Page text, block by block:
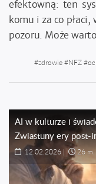
efektowną: ten
komu i za co
pozoru. Może
#zdrowie#NFZ#
AI w kulturze i
Zwiastuny ery post-
12.02.2026 | 26 m.